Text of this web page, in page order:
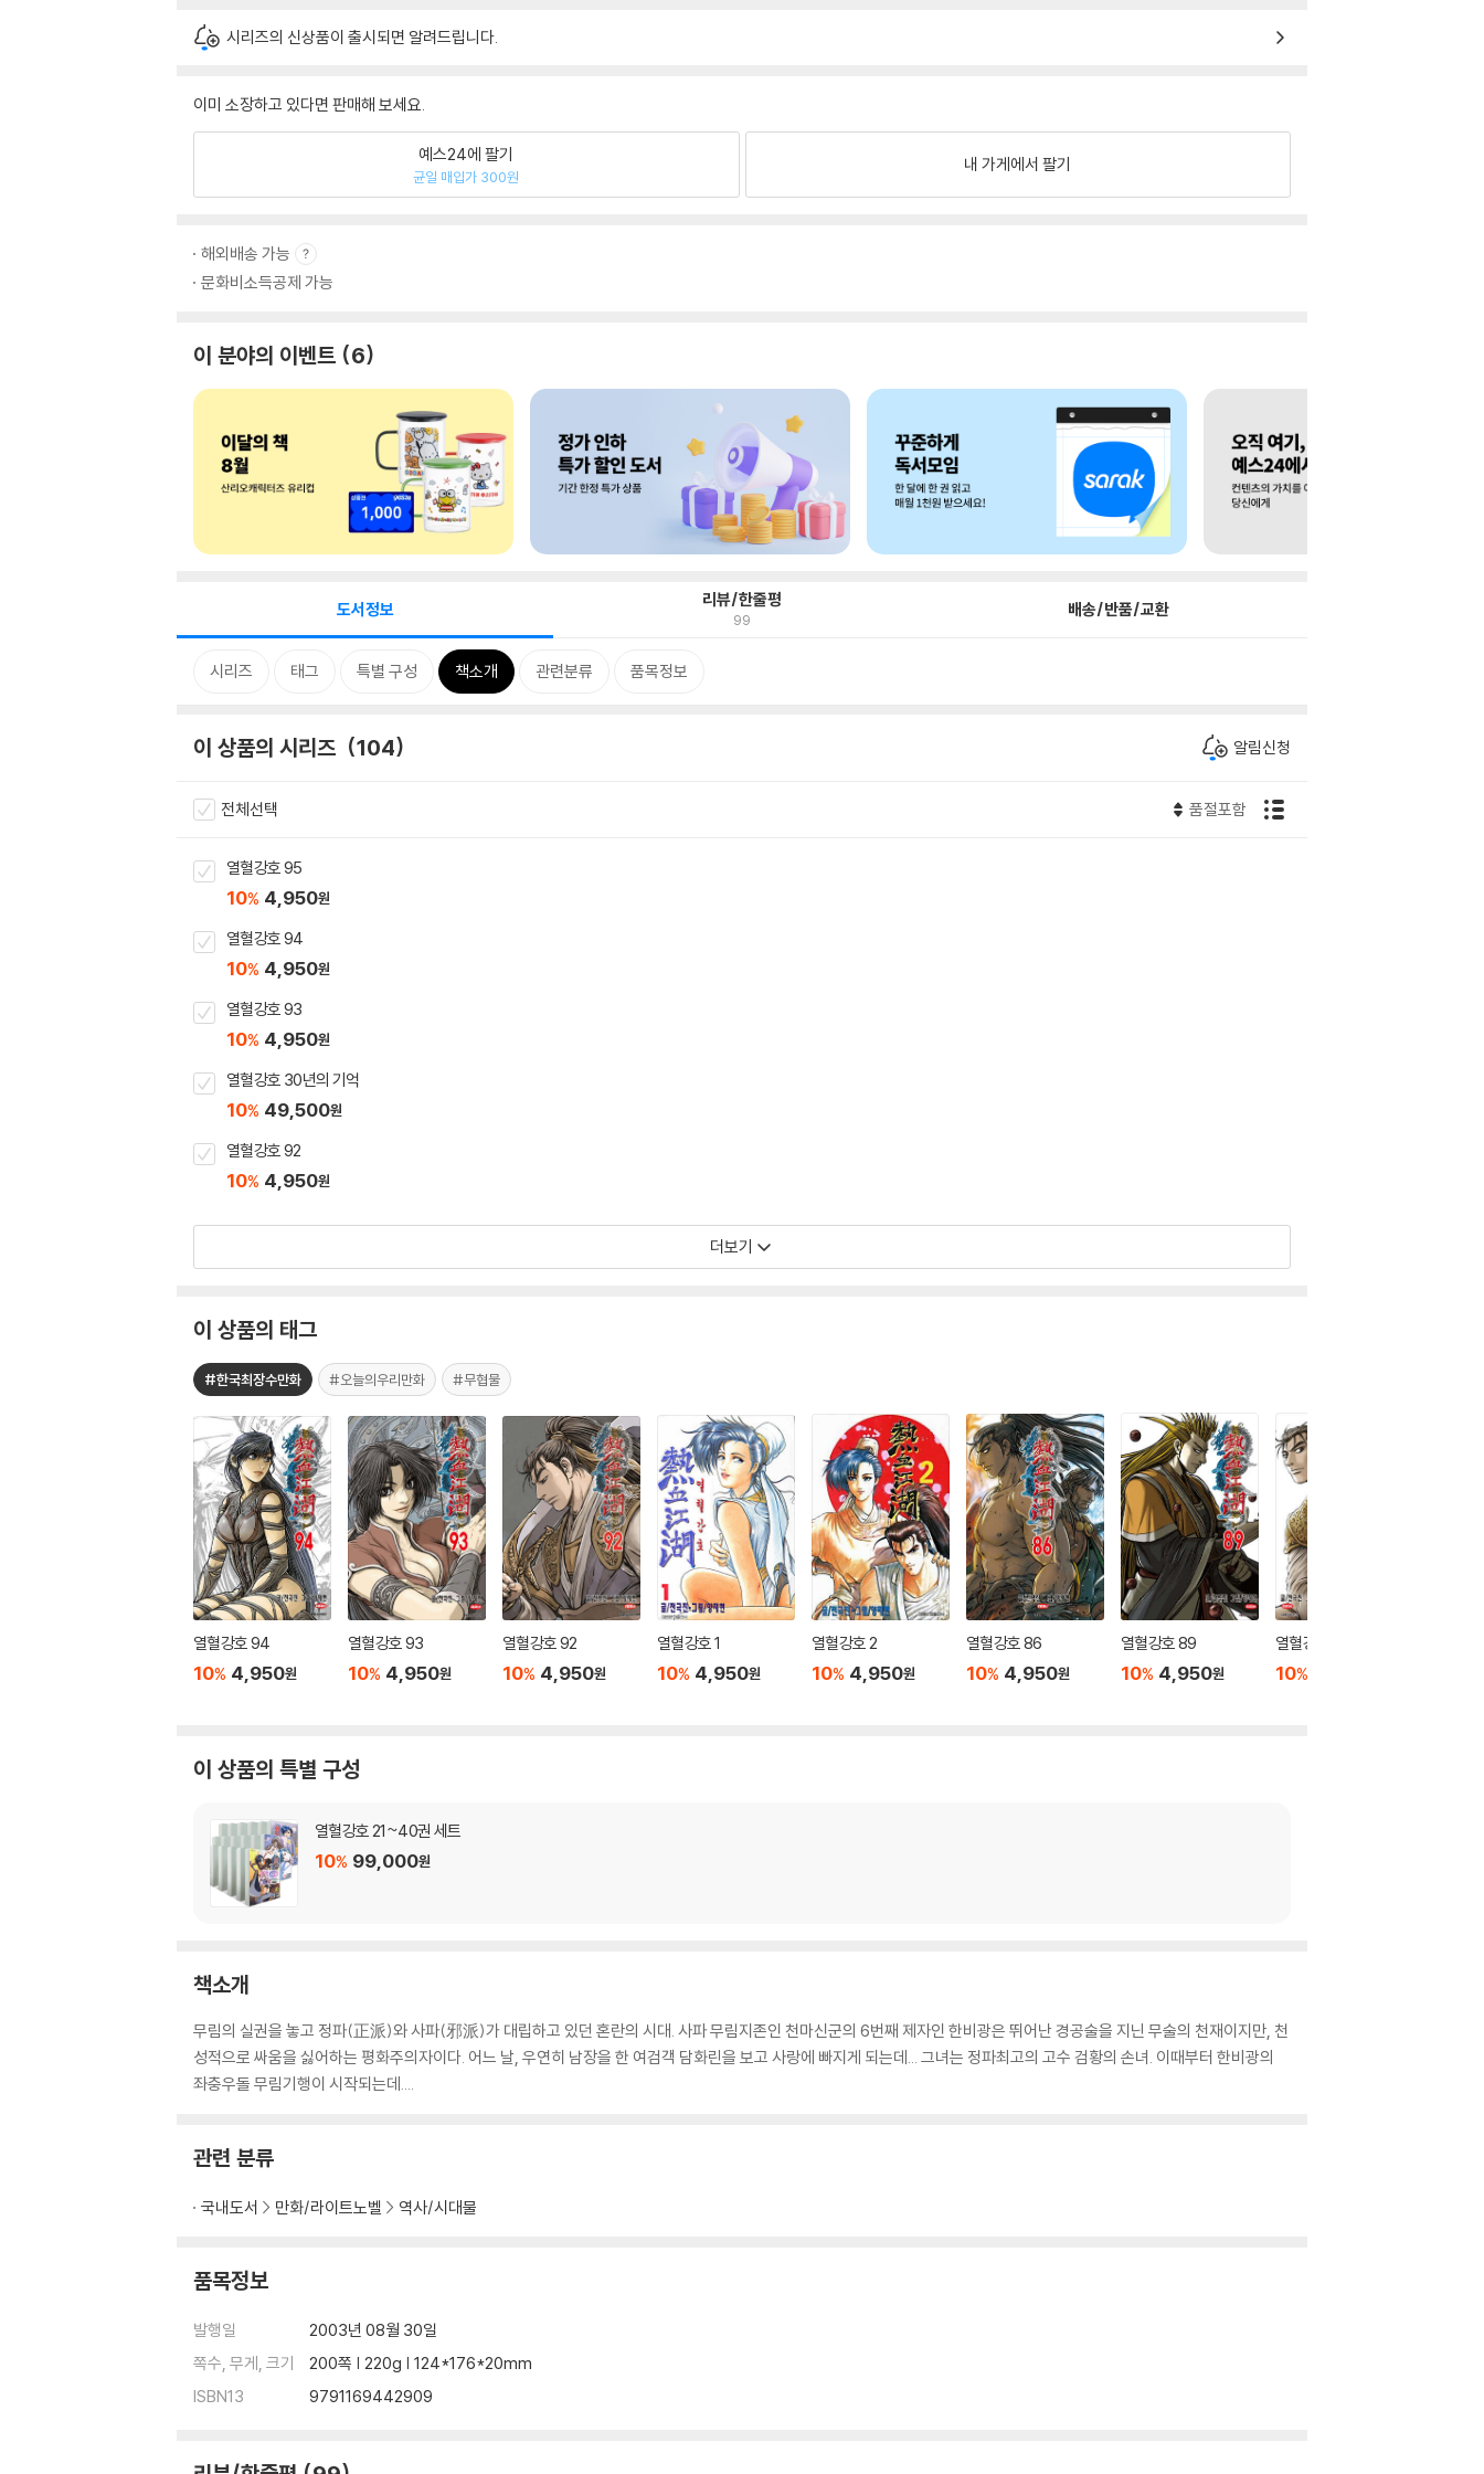
시리즈의 신상품이 출시되면 알려드립니다.
이미 소장하고 있다면 판매해 보세요.
예스24에 팔기
균일 매입가 300원
내 가게에서 팔기
해외배송 가능
문화비소득공제 가능
이 분야의 이벤트 6
도서정보 리뷰/한줄평
99 배송/반품/교환
시리즈 태그 특별 구성 책소개 관련분류 품목정보
이 상품의 시리즈 104 알림신청
전체선택 품절포함
열혈강호 95
10% 4,950원
열혈강호 94
10% 4,950원
열혈강호 93
10% 4,950원
열혈강호 30년의 기억
10% 49,500원
열혈강호 92
10% 4,950원
더보기
이 상품의 태그
#한국최장수만화 #오늘의우리만화 #무협물
열혈강호 94
10% 4,950원
열혈강호 93
10% 4,950원
열혈강호 92
10% 4,950원
열혈강호 1
10% 4,950원
열혈강호 2
10% 4,950원
열혈강호 86
10% 4,950원
열혈강호 89
10% 4,950원
열혈강호 85
10%
이 상품의 특별 구성
열혈강호 21~40권 세트
10% 99,000원
책소개
무림의 실권을 놓고 정파(正派)와 사파(邪派)가 대립하고 있던 혼란의 시대. 사파 무림지존인 천마신군의 6번째 제자인 한비광은 뛰어난 경공술을 지닌 무술의 천재이지만, 천
성적으로 싸움을 싫어하는 평화주의자이다. 어느 날, 우연히 남장을 한 여검객 담화린을 보고 사랑에 빠지게 되는데... 그녀는 정파최고의 고수 검황의 손녀. 이때부터 한비광의
좌충우돌 무림기행이 시작되는데....
관련 분류
국내도서 만화/라이트노벨 역사/시대물
품목정보
발행일
2003년 08월 30일
쪽수, 무게, 크기
200쪽 | 220g | 124*176*20mm
ISBN13
9791169442909